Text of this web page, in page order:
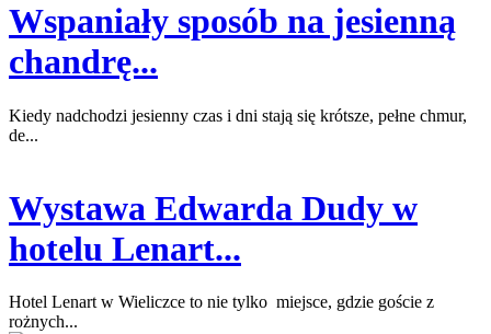
Wspaniały sposób na jesienną
chandrę...
Kiedy nadchodzi jesienny czas i dni stają się krótsze, pełne chmur,
de...
Wystawa Edwarda Dudy w
hotelu Lenart...
Hotel Lenart w Wieliczce to nie tylko miejsce, gdzie goście z
rożnych...